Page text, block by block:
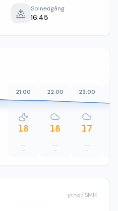
Solnedgång
16:45
21:00
18
–
22:00
18
–
23:00
17
–
yr.no / SMHI